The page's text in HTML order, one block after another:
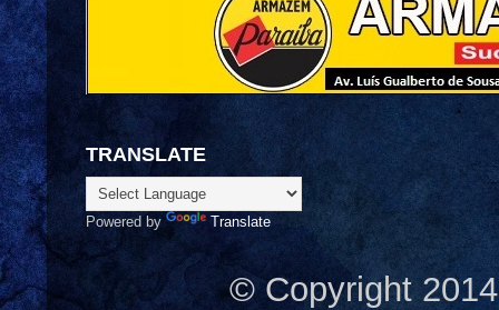
TRANSLATE
Powered by Translate
© Copyright